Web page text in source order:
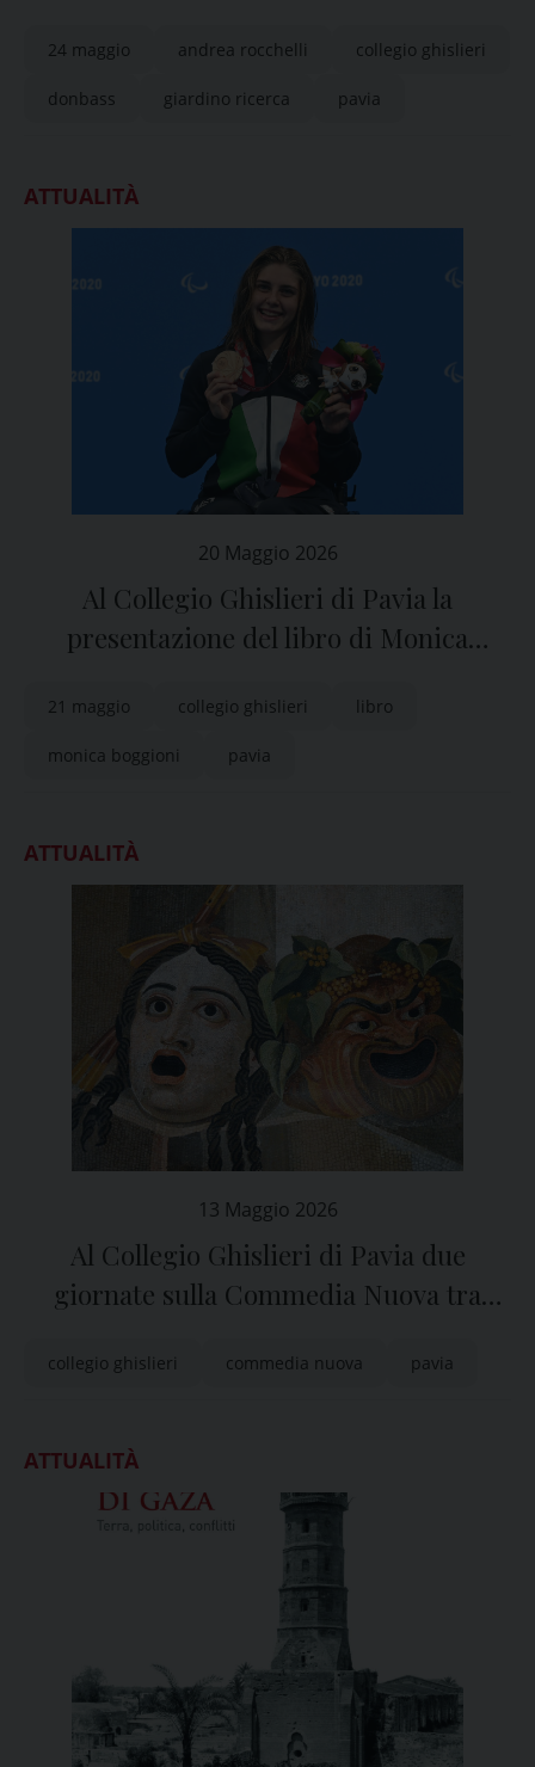
24 maggio andrea rocchelli collegio ghislieri
donbass giardino ricerca pavia
ATTUALITÀ
20 Maggio 2026
Al Collegio Ghislieri di Pavia la
presentazione del libro di Monica
21 maggio collegio ghislieri libro
monica boggioni pavia
ATTUALITÀ
13 Maggio 2026
Al Collegio Ghislieri di Pavia due
giornate sulla Commedia Nuova tra
collegio ghislieri commedia nuova pavia
ATTUALITÀ